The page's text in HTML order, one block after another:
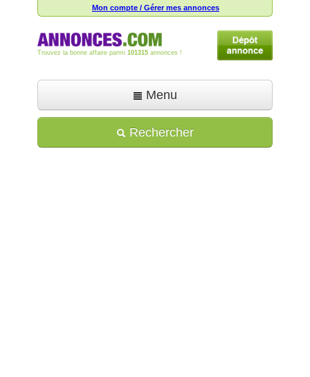
Mon compte / Gérer mes annonces
Trouvez la bonne affaire parmi 101315 annonces !
Menu
Déposer une annonce
Rechercher